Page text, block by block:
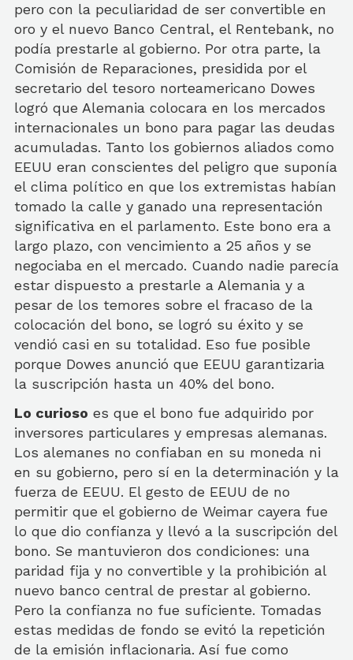
pero con la peculiaridad de ser convertible en
oro y el nuevo Banco Central, el Rentebank, no
podía prestarle al gobierno. Por otra parte, la
Comisión de Reparaciones, presidida por el
secretario del tesoro norteamericano Dowes
logró que Alemania colocara en los mercados
internacionales un bono para pagar las deudas
acumuladas. Tanto los gobiernos aliados como
EEUU eran conscientes del peligro que suponía
el clima político en que los extremistas habían
tomado la calle y ganado una representación
significativa en el parlamento. Este bono era a
largo plazo, con vencimiento a 25 años y se
negociaba en el mercado. Cuando nadie parecía
estar dispuesto a prestarle a Alemania y a
pesar de los temores sobre el fracaso de la
colocación del bono, se logró su éxito y se
vendió casi en su totalidad. Eso fue posible
porque Dowes anunció que EEUU garantizaria
la suscripción hasta un 40% del bono.
Lo curioso es que el bono fue adquirido por
inversores particulares y empresas alemanas.
Los alemanes no confiaban en su moneda ni
en su gobierno, pero sí en la determinación y la
fuerza de EEUU. El gesto de EEUU de no
permitir que el gobierno de Weimar cayera fue
lo que dio confianza y llevó a la suscripción del
bono. Se mantuvieron dos condiciones: una
paridad fija y no convertible y la prohibición al
nuevo banco central de prestar al gobierno.
Pero la confianza no fue suficiente. Tomadas
estas medidas de fondo se evitó la repetición
de la emisión inflacionaria. Así fue como